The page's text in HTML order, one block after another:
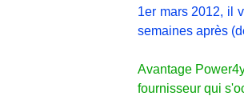
1er mars 2012, il
semaines après
Avantage
fournisseur qui